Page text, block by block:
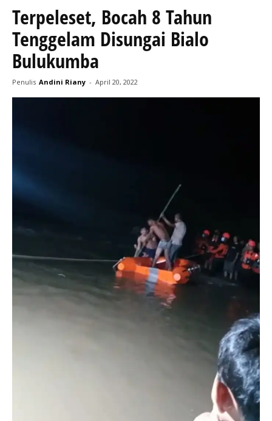
Terpeleset, Bocah 8 Tahun
Tenggelam Disungai Bialo
Bulukumba
Penulis Andini Riany - April 20, 2022